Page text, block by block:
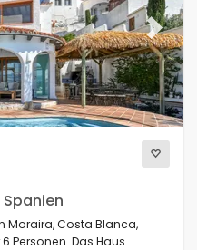
Next
Moraira, Costa Blanca,
Personen. Das Haus